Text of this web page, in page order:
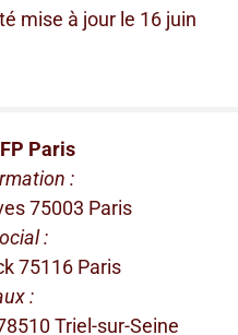
mise à jour le 16 juin
Paris
:
75003 Paris
:
75116 Paris
:
Triel-sur-Seine